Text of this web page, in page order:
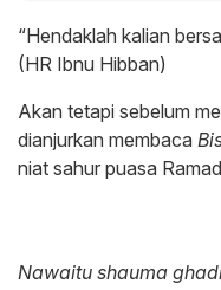
“Hendaklah kalian
(HR Ibnu Hibban)
Akan tetapi sebelum
dianjurkan membaca
niat sahur puasa
Nawaitu shauma